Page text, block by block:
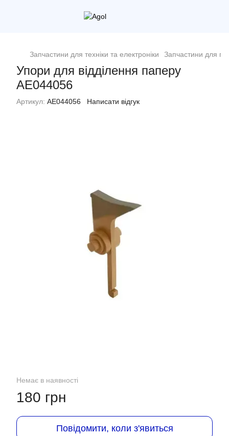
Запчастини для техніки та електроніки Запчастини для
Упори для відділення паперу
AE044056
Артикул: AE044056 Написати відгук
Немає в наявності
180 грн
Повідомити, коли з'явиться